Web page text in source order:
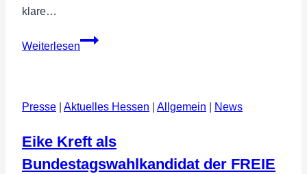
klare…
Weiterlesen
Sondervermögen
droht
Presse Aktuelles Hessen Allgemein News
Eike Kreft als
Bundestagswahlkandidat der FREIE